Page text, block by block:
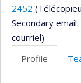
2452
Secondary email:
courriel)
Profile